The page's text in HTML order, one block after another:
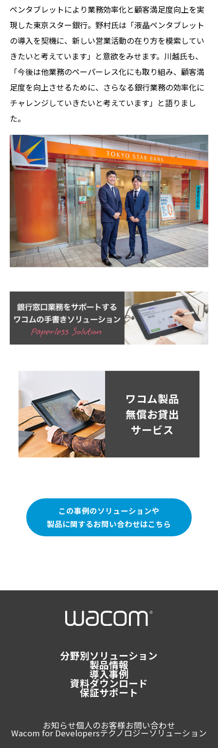
ペンタブレットにより業務効率化と顧客満足度向上を実
現した東京スター銀行。野村氏は「液晶ペンタブレット
の導入を契機に、新しい営業活動の在り方を模索してい
きたいと考えています」と意欲をみせます。川越氏も、
「今後は他業務のペーパーレス化にも取り組み、顧客満
足度を向上させるために、さらなる銀行業務の効率化に
チャレンジしていきたいと考えています」と語りまし
た。
ワコム製品
無償お貸出
サービス
この事例のソリューションや
製品に関するお問い合わせはこちら
分野別ソリューション
製品情報
導入事例
資料ダウンロード
保証サポート
お知らせ個人のお客様お問い合わせ
Wacom for Developersテクノロジーソリューション